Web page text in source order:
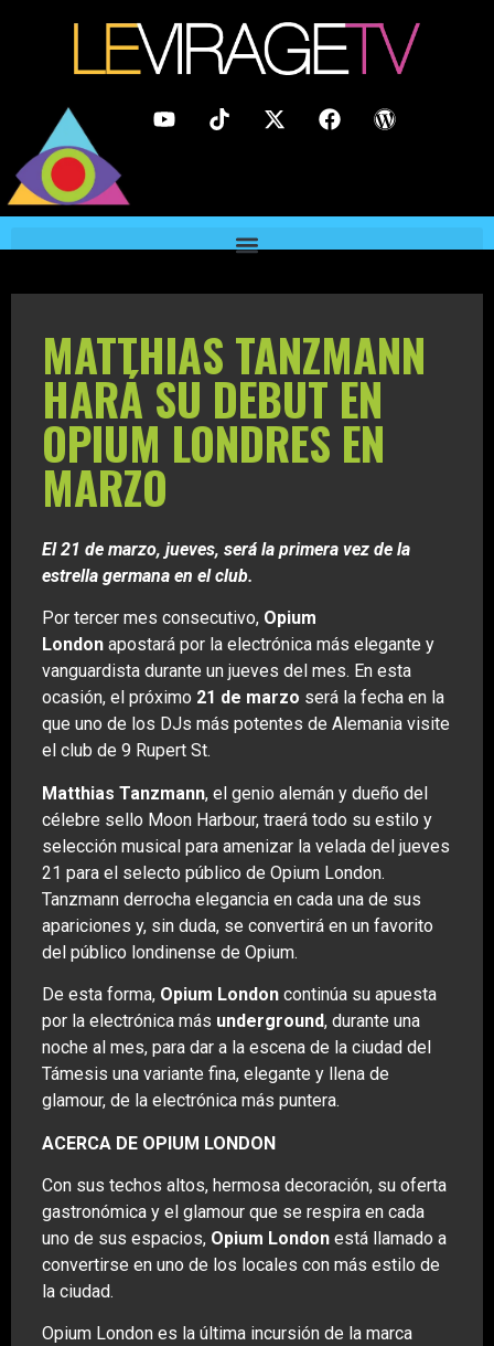
MATTHIAS TANZMANN
HARÁ SU DEBUT EN
OPIUM LONDRES EN
MARZO
El 21 de marzo, jueves, será la primera vez de la
estrella germana en el club.
Por tercer mes consecutivo, Opium
London apostará por la electrónica más elegante y
vanguardista durante un jueves del mes. En esta
ocasión, el próximo 21 de marzo será la fecha en la
que uno de los DJs más potentes de Alemania visite
el club de 9 Rupert St.
Matthias Tanzmann, el genio alemán y dueño del
célebre sello Moon Harbour, traerá todo su estilo y
selección musical para amenizar la velada del jueves
21 para el selecto público de Opium London.
Tanzmann derrocha elegancia en cada una de sus
apariciones y, sin duda, se convertirá en un favorito
del público londinense de Opium.
De esta forma, Opium London continúa su apuesta
por la electrónica más underground, durante una
noche al mes, para dar a la escena de la ciudad del
Támesis una variante fina, elegante y llena de
glamour, de la electrónica más puntera.
ACERCA DE OPIUM LONDON
Con sus techos altos, hermosa decoración, su oferta
gastronómica y el glamour que se respira en cada
uno de sus espacios, Opium London está llamado a
convertirse en uno de los locales con más estilo de
la ciudad.
Opium London es la última incursión de la marca